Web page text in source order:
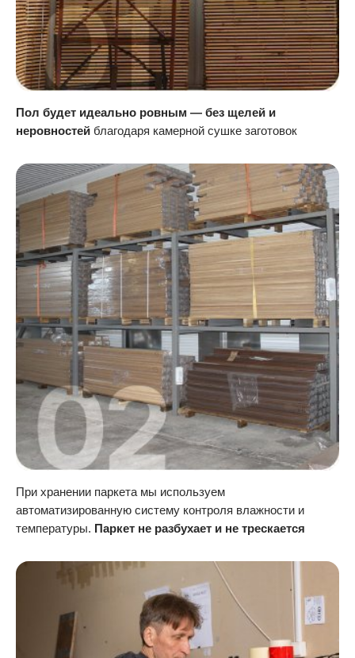
Пол будет идеально ровным — без щелей и
неровностей благодаря камерной сушке заготовок
При хранении паркета мы используем
автоматизированную систему контроля влажности и
температуры. Паркет не разбухает и не трескается